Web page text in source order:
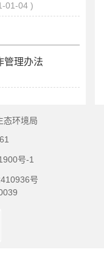
01-04
管理办法
态环境局
号-1
号